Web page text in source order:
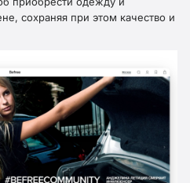
сохраняя при этом качество и